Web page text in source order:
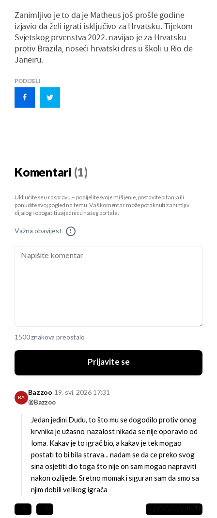
Zanimljivo je to da je Matheus još prošle godine
izjavio da želi igrati isključivo za Hrvatsku. Tijekom
Svjetskog prvenstva 2022. navijao je za Hrvatsku
protiv Brazila, noseći hrvatski dres u školi u Rio de
Janeiru.
PODIJELI
Komentari (1)
Uključite se u raspravu – podijelite svoje mišljenje, postavite pitanja ili
ponudite svoj pogled na temu. Vaš komentar može potaknuti zanimljiv
dijalog i obogatiti zajednicu našeg portala.
Važna obavijest !
1500 znakova preostalo
Prijavite se
BA
Bazzoo
@Bazzoo
19. svi. 2026 17:31
Jedan jedini Dudu, to što mu se dogodilo protiv onog
krvnika je užasno, nazalost nikada se nije oporavio od
loma. Kakav je to igrač bio, a kakav je tek mogao
postati to bi bila strava... nadam se da ce preko svog
sina osjetiti dio toga što nije on sam mogao napraviti
nakon ozlijede. Sretno momak i siguran sam da smo sa
njim dobili velikog igrača